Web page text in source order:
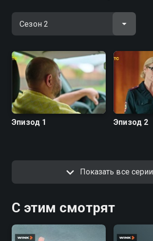
Эпизод 1 Эпизод 2
Показать все серии
С этим смотрят